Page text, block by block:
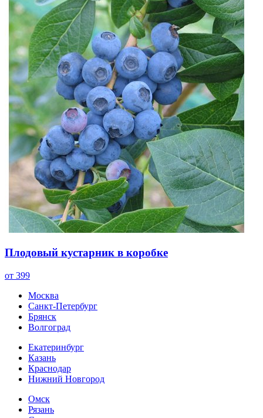
Плодовый кустарник в коробке
от 399
Москва
Санкт-Петербург
Брянск
Волгоград
Екатеринбург
Казань
Краснодар
Нижний Новгород
Омск
Рязань